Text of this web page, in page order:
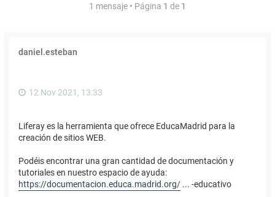
1 mensaje • Página 1 de 1
daniel.esteban
12 Nov 2021, 13:33
Liferay es la herramienta que ofrece EducaMadrid para la
creación de sitios WEB.
Podéis encontrar una gran cantidad de documentación y
tutoriales en nuestro espacio de ayuda:
https://documentacion.educa.madrid.org/ ... -educativo